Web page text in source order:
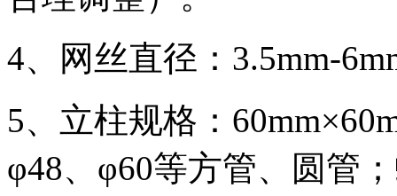
4、网丝直径：3.5mm-
5、立柱规格：
φ48、φ60等方管、圆管